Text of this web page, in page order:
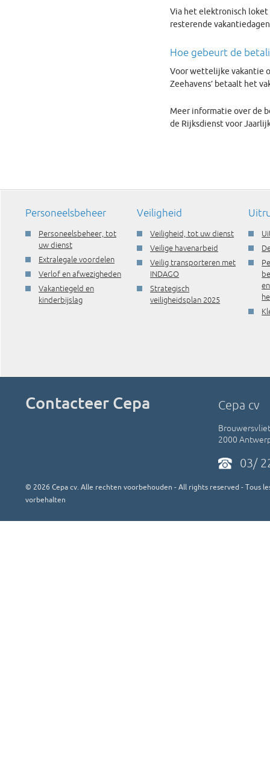
Via het elektronisch loket
resterende
Hoe gebeurt de
Voor wettelijke vakantie
Zeehavens’ betaalt het
Meer informatie over de
de Rijksdienst voor
Personeelsbeheer
Personeelsbeheer, tot
uw dienst
Extralegale voordelen
Verlof en afwezigheden
Vakantiegeld en
kinderbijslag
Veiligheid
Veiligheid, tot uw dienst
Veilige havenarbeid
Veilig transporteren met
INDAGO
Strategisch
veiligheidsplan 2025
en
Contacteer Cepa Cepa cv
2000
03/
© 2026 Cepa cv. Alle rechten voorbehouden - All rights reserved - Tous
vorbehalten